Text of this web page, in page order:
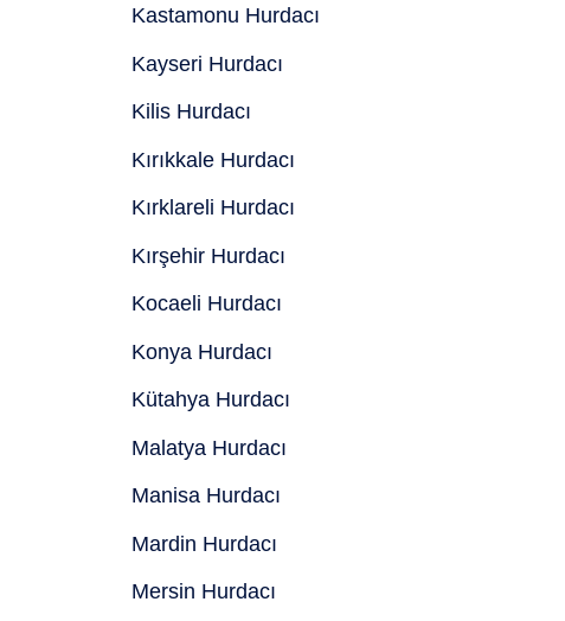
Kastamonu Hurdacı
Kayseri Hurdacı
Kilis Hurdacı
Kırıkkale Hurdacı
Kırklareli Hurdacı
Kırşehir Hurdacı
Kocaeli Hurdacı
Konya Hurdacı
Kütahya Hurdacı
Malatya Hurdacı
Manisa Hurdacı
Mardin Hurdacı
Mersin Hurdacı